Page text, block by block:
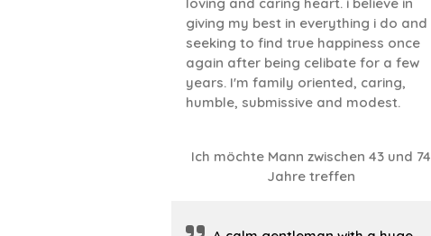
giving my best in everything i do and
seeking to find true happiness once
again after being celibate for a few
years. I'm family oriented, caring,
humble, submissive and modest.
Ich möchte Mann zwischen 43 und 74
Jahre treffen